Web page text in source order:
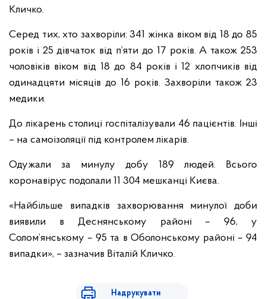
Кличко.
Серед тих, хто захворіли: 341 жінка віком від 18 до 85
років і 25 дівчаток від п’яти до 17 років. А також 253
чоловіків віком від 18 до 84 років і 12 хлопчиків від
одинадцяти місяців до 16 років. Захворіли також 23
медики.
До лікарень столиці госпіталізували 46 пацієнтів. Інші
– на самоізоляції під контролем лікарів.
Одужали за минулу добу 189 людей. Всього
коронавірус подолали 11 304 мешканці Києва.
«Найбільше випадків захворювання минулої доби
виявили в Деснянському районі – 96, у
Солом’янському – 95 та в Оболонському районі – 94
випадки», – зазначив Віталій Кличко.
Надрукувати